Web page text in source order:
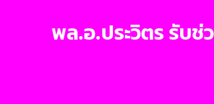
พล.อ.ประวิตร รับช่